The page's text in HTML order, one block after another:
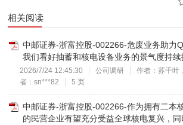
相关阅读
中邮证券-浙富控股-002266-危废业务助力
我们看好抽蓄和核电设备业务的景气度持
2026/7/24 12:45:30 公司调研 作者：苏千叶
者：sn***82
5 页
中邮证券-浙富控股-002266-作为拥有二本
的民营企业有望充分受益全球核电复兴，